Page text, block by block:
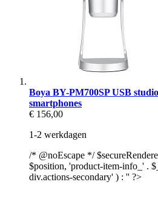
Boya BY-PM700SP USB
smartphones
€ 156,00
1-2 werkdagen
/* @noEscape */
$position, 'product-item-info_' .
div.actions-secondary' ) : '' ?>